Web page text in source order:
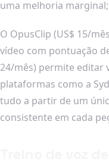
uma melhoria
O OpusClip (US$ 15/
vídeo com pontuação
24/mês) permite editar
plataformas como a
tudo a partir de um
consistente em cada